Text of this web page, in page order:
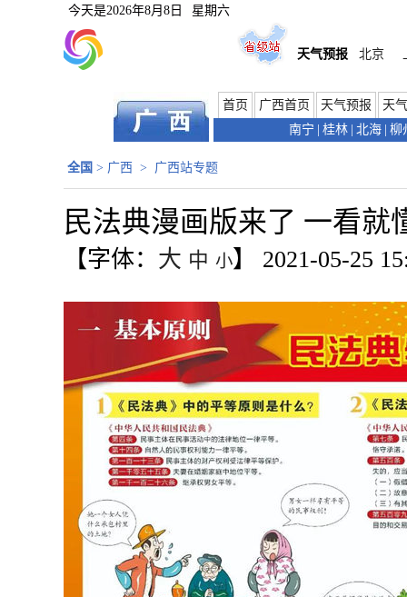
今天是2026年8月8日 星期六
天气预报 北京
首页 广西首页 天气预报
天
南宁
桂林 北海 柳
全国 > 广西 > 广西站专题
民法典漫画版来了 一看就
【字体： 大 中 小】 2021-05-25